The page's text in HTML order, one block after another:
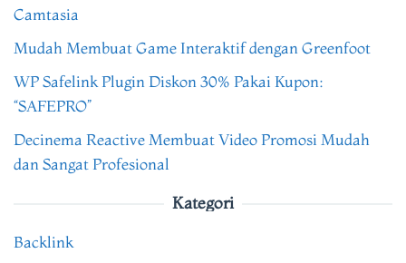
Camtasia
Mudah Membuat Game Interaktif dengan Greenfoot
WP Safelink Plugin Diskon 30% Pakai Kupon:
“SAFEPRO”
Decinema Reactive Membuat Video Promosi Mudah
dan Sangat Profesional
Kategori
Backlink